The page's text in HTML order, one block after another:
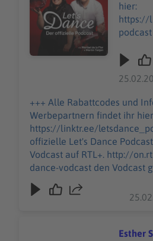
hier:
https://
podcast +++ Der offizielle
auch
s-dance-
https://
tv/
1063343
Ikone
Martin
Weg
Liebe
+++ Alle Rabattcodes und
Werbepartnern findet ihr
https://linktr.ee/letsdance_podcast
offizielle Let's Dance
Vodcast auf RTL+. http://on.rtlplus.com/24/lets-
dance-vodcast den Vodcast gibt es hier:
https://plus.rtl.de/video-tv/
der-offizielle-video-podcast-
Weg zu Let’s Dance. Dabei
Esther